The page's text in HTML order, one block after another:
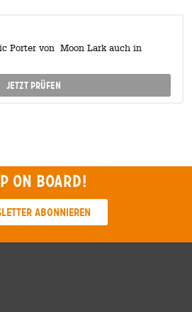
Porter von Moon Lark auch in
Jetzt prüfen
on board!
abonnieren